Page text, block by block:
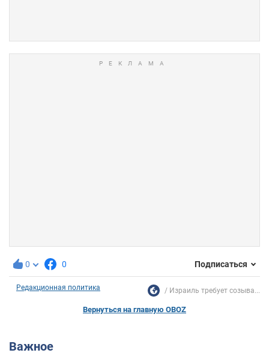
0 0 Подписаться
Редакционная политика Израиль требует созыва...
Вернуться на главную OBOZ
Важное